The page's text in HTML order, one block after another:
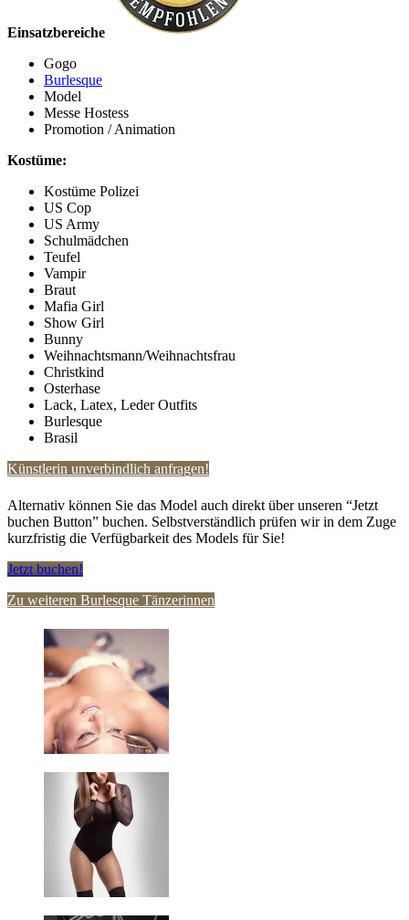
Einsatzbereiche
Gogo
Burlesque
Model
Messe Hostess
Promotion / Animation
Kostüme:
Kostüme Polizei
US Cop
US Army
Schulmädchen
Teufel
Vampir
Braut
Mafia Girl
Show Girl
Bunny
Weihnachtsmann/Weihnachtsfrau
Christkind
Osterhase
Lack, Latex, Leder Outfits
Burlesque
Brasil
Künstlerin unverbindlich anfragen!
Alternativ können Sie das Model auch direkt über unseren “Jetzt
buchen Button” buchen. Selbstverständlich prüfen wir in dem Zuge
kurzfristig die Verfügbarkeit des Models für Sie!
Jetzt buchen!
Zu weiteren Burlesque Tänzerinnen